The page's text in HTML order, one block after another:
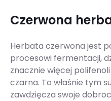
Czerwona
Herbata czerwona jest
procesowi fermentacji,
znacznie więcej
czarna. To właśnie tym
zawdzięcza swoje